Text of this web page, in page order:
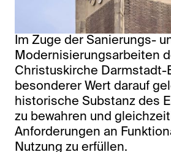
Im Zuge der Sanierungs-
Modernisierungsarbeiten
Christuskirche Darmstadt-
besonderer Wert darauf
historische Substanz des
zu bewahren und
Anforderungen an
Nutzung zu erfüllen.